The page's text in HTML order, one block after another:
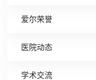
爱尔荣誉
医院动态
学术交流